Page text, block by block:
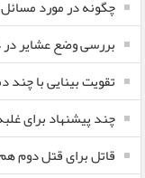
چگونه در مورد
بررسی وضع عشایر در
تقویت بینایی با
چند پیشنهاد برای
قاتل برای قتل